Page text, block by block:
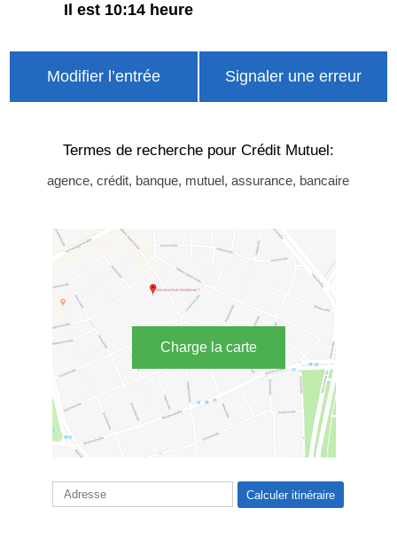
Il est 10:14 heure
Modifier l’entrée Signaler une erreur
Termes de recherche pour Crédit Mutuel:
agence, crédit, banque, mutuel, assurance, bancaire
Charge la carte